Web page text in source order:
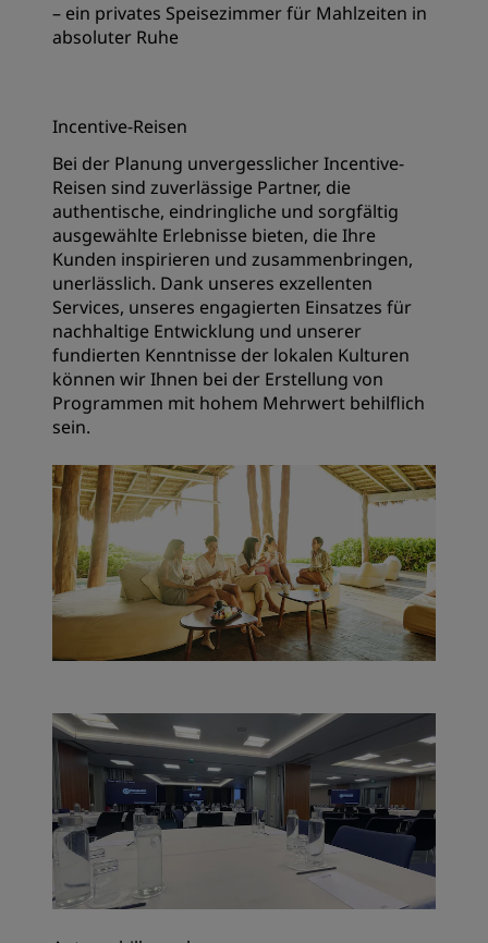
– ein privates Speisezimmer für Mahlzeiten in
absoluter Ruhe
Incentive-Reisen
Bei der Planung unvergesslicher Incentive-
Reisen sind zuverlässige Partner, die
authentische, eindringliche und sorgfältig
ausgewählte Erlebnisse bieten, die Ihre
Kunden inspirieren und zusammenbringen,
unerlässlich. Dank unseres exzellenten
Services, unseres engagierten Einsatzes für
nachhaltige Entwicklung und unserer
fundierten Kenntnisse der lokalen Kulturen
können wir Ihnen bei der Erstellung von
Programmen mit hohem Mehrwert behilflich
sein.